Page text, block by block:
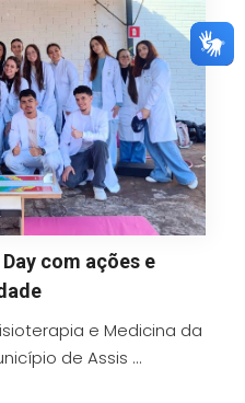
com ações e
e Medicina da
de Assis ...